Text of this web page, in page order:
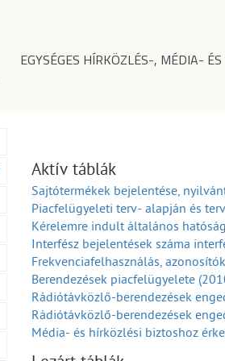
EGYSÉGES HÍRKÖZLÉS-, MÉDIA-
Aktív táblák
Sajtótermékek bejelentése,
Piacfelügyeleti terv- alapján és
Kérelemre indult általános
Interfész bejelentések száma
Frekvenciafelhasználás,
Berendezések piacfelügyelete
Rádiótávközlő-berendezések
Rádiótávközlő-berendezések
Média- és hírközlési biztoshoz
Média- és hírközlési biztoshoz